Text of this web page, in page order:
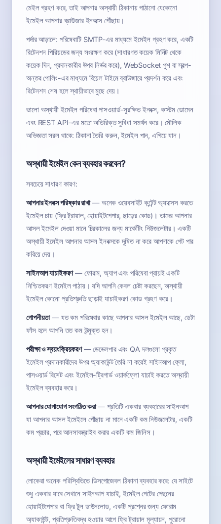
মেইল গ্রহণ করে, তাই আপনার অস্থায়ী ঠিকানায় পাঠানো যেকোনো
ইমেইল আপনার ব্রাউজার ইনবক্সে পৌঁছায়।
পর্দার আড়ালে: পরিষেবাটি SMTP-এর মাধ্যমে ইমেইল গ্রহণ করে, একটি
রিটেনশন পিরিয়ডের জন্য সংরক্ষণ করে (সাধারণত কয়েক মিনিট থেকে
কয়েক দিন, প্রদানকারীর উপর নির্ভর করে), WebSocket পুশ বা স্বল্প-
অন্তর পোলিং-এর মাধ্যমে রিয়েল টাইমে ব্রাউজারে প্রদর্শন করে এবং
রিটেনশন শেষ হলে স্থায়ীভাবে মুছে দেয়।
ভালো অস্থায়ী ইমেইল পরিষেবা পাসওয়ার্ড-সুরক্ষিত ইনবক্স, কাস্টম ডোমেন
এবং REST API-এর মতো অতিরিক্ত সুবিধা সমর্থন করে। মৌলিক
অভিজ্ঞতা সরল থাকে: ঠিকানা তৈরি করুন, ইমেইল পান, এগিয়ে যান।
অস্থায়ী ইমেইল কেন ব্যবহার করবেন?
সবচেয়ে সাধারণ কারণ:
আপনার ইনবক্স পরিষ্কার রাখা— অনেক ওয়েবসাইট কন্টেন্ট অ্যাক্সেস করতে
ইমেইল চায় (ফ্রি ট্রায়াল, হোয়াইটপেপার, ছাড়ের কোড)। তাদের আপনার
আসল ইমেইল দেওয়া মানে চিরকালের জন্য মার্কেটিং নিউজলেটার। একটি
অস্থায়ী ইমেইল আপনার আসল ইনবক্সকে দূষিত না করে আপনাকে গেট পার
করিয়ে দেয়।
সাইনআপ যাচাইকরণ— ফোরাম, অ্যাপ এবং পরিষেবা প্রায়ই একটি
নিশ্চিতকরণ ইমেইল পাঠায়। যদি আপনি কেবল চেষ্টা করছেন, অস্থায়ী
ইমেইল কোনো প্রতিশ্রুতি ছাড়াই যাচাইকরণ কোড গ্রহণ করে।
গোপনীয়তা— যত কম পরিষেবার কাছে আপনার আসল ইমেইল আছে, ডেটা
ফাঁস হলে আপনি তত কম উন্মুক্ত হন।
পরীক্ষা ও স্বয়ংক্রিয়করণ— ডেভেলপার এবং QA দলগুলো প্রকৃত
ইমেইল প্রদানকারীদের উপর অ্যাকাউন্ট তৈরি না করেই সাইনআপ ফ্লো,
পাসওয়ার্ড রিসেট এবং ইমেইল-ট্রিগার্ড ওয়ার্কফ্লো যাচাই করতে অস্থায়ী
ইমেইল ব্যবহার করে।
আপনার যোগাযোগ সংগঠিত করা— প্রতিটি একবার ব্যবহারের সাইনআপ
যা আপনার আসল ইমেইলে পৌঁছায় না মানে একটি কম নিউজলেটার, একটি
কম প্রচার, পরে আনসাবস্ক্রাইব করার একটি কম জিনিস।
অস্থায়ী ইমেইলের সাধারণ ব্যবহার
লোকেরা অনেক পরিস্থিতিতে ডিসপোজেবল ঠিকানা ব্যবহার করে: যে সাইটে
শুধু একবার যাবে সেখানে সাইনআপ যাচাই, ইমেইল গেটের পেছনের
হোয়াইটপেপার বা ফ্রি টুল ডাউনলোড, একটি প্রশ্নের জন্য ফোরাম
অ্যাকাউন্ট, প্রতিশ্রুতিবদ্ধ হওয়ার আগে ফ্রি ট্রায়াল মূল্যায়ন, পুরোনো